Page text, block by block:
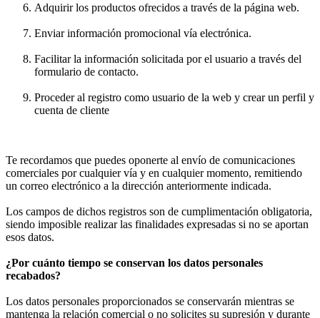
Adquirir los productos ofrecidos a través de la página web.
Enviar información promocional vía electrónica.
Facilitar la información solicitada por el usuario a través del
formulario de contacto.
Proceder al registro como usuario de la web y crear un perfil y
cuenta de cliente
Te recordamos que puedes oponerte al envío de comunicaciones
comerciales por cualquier vía y en cualquier momento, remitiendo
un correo electrónico a la dirección anteriormente indicada.
Los campos de dichos registros son de cumplimentación obligatoria,
siendo imposible realizar las finalidades expresadas si no se aportan
esos datos.
¿Por cuánto tiempo se conservan los datos personales
recabados?
Los datos personales proporcionados se conservarán mientras se
mantenga la relación comercial o no solicites su supresión y durante